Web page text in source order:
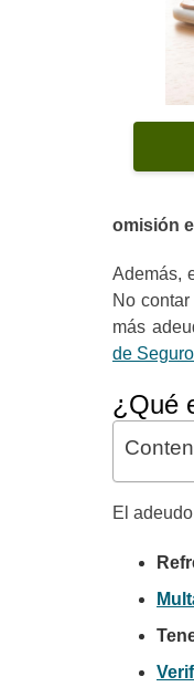
omisión
Además,
No
más
de
¿Qué
El